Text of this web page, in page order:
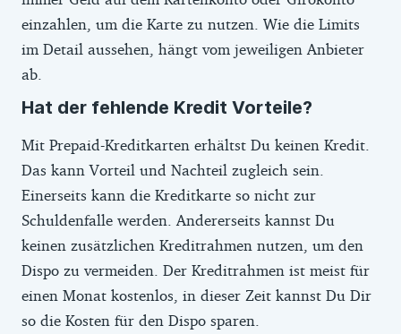
einzahlen, um die Karte zu nutzen. Wie die Limits
im Detail aussehen, hängt vom jeweiligen Anbieter
ab.
Hat der fehlende Kredit Vorteile?
Mit Prepaid-Kreditkarten erhältst Du keinen Kredit.
Das kann Vorteil und Nachteil zugleich sein.
Einerseits kann die Kreditkarte so nicht zur
Schuldenfalle werden. Andererseits kannst Du
keinen zusätzlichen Kreditrahmen nutzen, um den
Dispo zu vermeiden. Der Kreditrahmen ist meist für
einen Monat kostenlos, in dieser Zeit kannst Du Dir
so die Kosten für den Dispo sparen.